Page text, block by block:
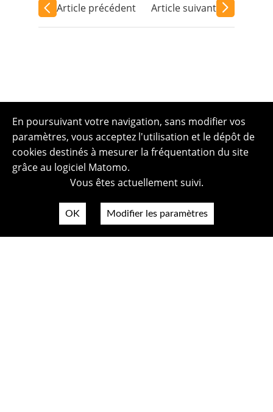
Article précédent Article suivant
En poursuivant votre navigation, sans modifier vos
paramètres, vous acceptez l'utilisation et le dépôt de
cookies destinés à mesurer la fréquentation du site
grâce au logiciel Matomo.
Vous êtes actuellement suivi.
OK Modifier les paramètres